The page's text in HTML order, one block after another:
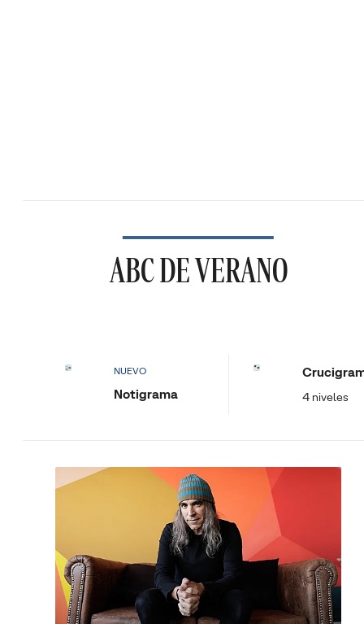
ABC DE VERANO
NUEVO
Notigrama 4 niveles